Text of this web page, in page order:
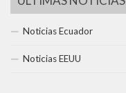
Noticias Ecuador
Noticias EEUU